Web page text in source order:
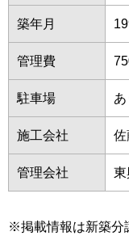
築年月
管理費
駐車場 あ
施工会社 佐
管理会社 東
※掲載情報は新築分